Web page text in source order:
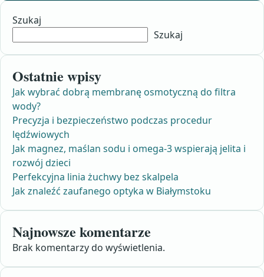
Szukaj
Szukaj
Ostatnie wpisy
Jak wybrać dobrą membranę osmotyczną do filtra
wody?
Precyzja i bezpieczeństwo podczas procedur
lędźwiowych
Jak magnez, maślan sodu i omega-3 wspierają jelita i
rozwój dzieci
Perfekcyjna linia żuchwy bez skalpela
Jak znaleźć zaufanego optyka w Białymstoku
Najnowsze komentarze
Brak komentarzy do wyświetlenia.